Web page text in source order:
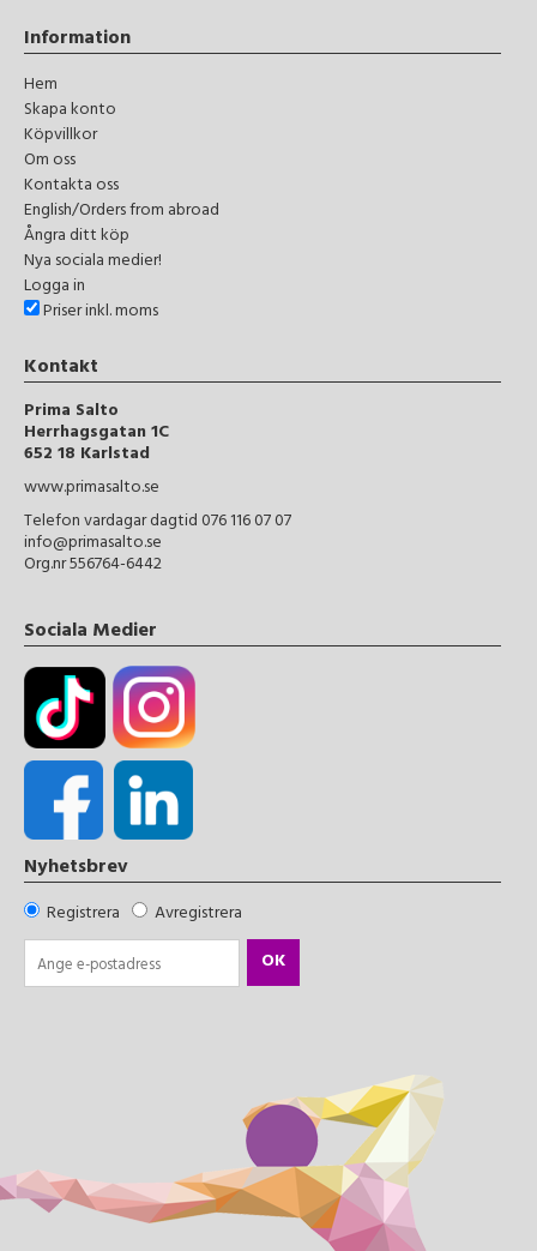
Information
Hem
Skapa konto
Köpvillkor
Om oss
Kontakta oss
English/Orders from abroad
Ångra ditt köp
Nya sociala medier!
Logga in
Priser inkl. moms
Kontakt
Prima Salto
Herrhagsgatan 1C
652 18 Karlstad
www.primasalto.se
Telefon vardagar dagtid 076 116 07 07
info@primasalto.se
Org.nr 556764-6442
Sociala Medier
Nyhetsbrev
Registrera
Avregistrera
OK